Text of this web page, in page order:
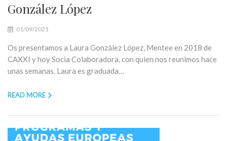
González López
01/09/2021
Os presentamos a Laura González López, Mentee en 2018 de
CAXXI y hoy Socia Colaboradora, con quien nos reunimos hace
unas semanas. Laura es graduada…
READ MORE